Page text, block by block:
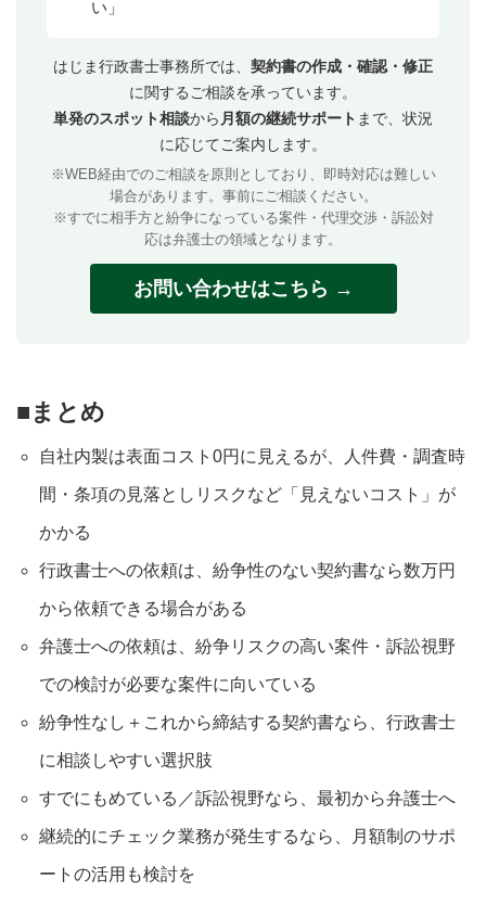
い」
はじま行政書士事務所では、 契約書の作成・確認・修正
に関するご相談を承っています。
単発のスポット相談から 月額の継続サポート まで、状況
に応じてご案内します。
※WEB経由でのご相談を原則としており、即時対応は難しい
場合があります。事前にご相談ください。
※すでに相手方と紛争になっている案件・代理交渉・訴訟対
応は弁護士の領域となります。
お問い合わせはこちら →
■まとめ
自社内製は表面コスト0円に見えるが、人件費・調査時
間・条項の見落としリスクなど「見えないコスト」が
かかる
行政書士への依頼は、紛争性のない契約書なら数万円
から依頼できる場合がある
弁護士への依頼は、紛争リスクの高い案件・訴訟視野
での検討が必要な案件に向いている
紛争性なし＋これから締結する契約書なら、行政書士
に相談しやすい選択肢
すでにもめている／訴訟視野なら、最初から弁護士へ
継続的にチェック業務が発生するなら、月額制のサポ
ートの活用も検討を